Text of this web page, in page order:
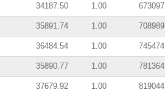
34187.50 1.00
35891.74 1.00
36484.54 1.00
35890.77 1.00
37679.92 1.00